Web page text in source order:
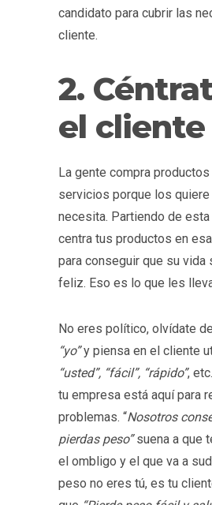
candidato para cubrir las
cliente.
2.
el cliente
La gente compra
servicios porque los
necesita. Partiendo de
centra tus productos en
para conseguir que su vida
feliz. Eso es lo que les
No eres político, olvídate
“yo”y piensa en el cliente
“usted”, “fácil”, “rápido”,
tu empresa está aquí para
problemas. “Nosotros
pierdas peso”suena a que
el ombligo y el que va a
peso no eres tú, es tu